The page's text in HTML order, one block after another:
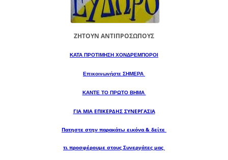
ΖΗΤΟΥΝ ΑΝΤΙΠΡΟΣΩΠΟΥΣ
ΚΑΤΑ ΠΡΟΤΙΜΗΣΗ ΧΟΝΔΡΕΜΠΟΡΟΙ
Επικοινωνήστε ΣΗΜΕΡΑ
ΚΑΝΤΕ ΤΟ ΠΡΩΤΟ ΒΗΜΑ
ΓΙΑ ΜΙΑ ΕΠΙΚΕΡΔΗΣ ΣΥΝΕΡΓΑΣΙΑ
Πατηστε στην παρακάτω εικόνα & δείτε
τι προσφέρουμε στους Συνεργάτες μας